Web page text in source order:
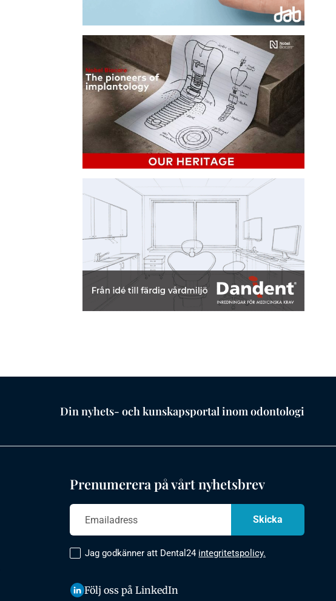
Din nyhets- och kunskapsportal inom odontologi
Prenumerera på vårt nyhetsbrev
Jag godkänner att Dental24 integritetspolicy.
Följ oss på LinkedIn